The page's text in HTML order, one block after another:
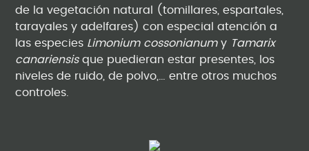
de la vegetación natural (tomillares, espartales,
tarayales y adelfares) con especial atención a
las especies Limonium cossonianumy Tamarix
canariensisque puedieran estar presentes, los
niveles de ruido, de polvo,… entre otros muchos
controles.